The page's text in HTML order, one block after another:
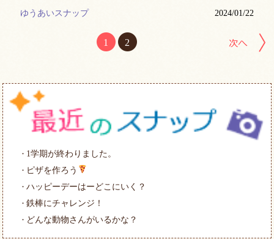
ゆうあいスナップ 2024/01/22
1 2
1学期が終わりました。
ピザを作ろう
ハッピーデーはーどこにいく？
鉄棒にチャレンジ！
どんな動物さんがいるかな？